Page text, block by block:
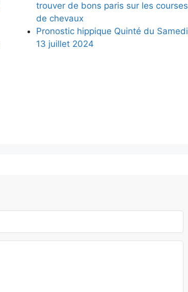
trouver de bons paris sur les courses
de chevaux
Pronostic hippique Quinté du Samedi
13 juillet 2024